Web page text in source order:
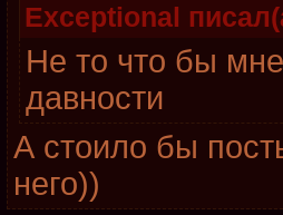
Exceptional
Не то что бы
давности
А стоило бы
него))